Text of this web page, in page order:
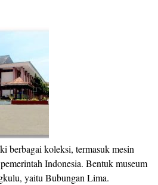
berbagai koleksi, termasuk mesin
Indonesia. Bentuk museum
yaitu Bubungan Lima.